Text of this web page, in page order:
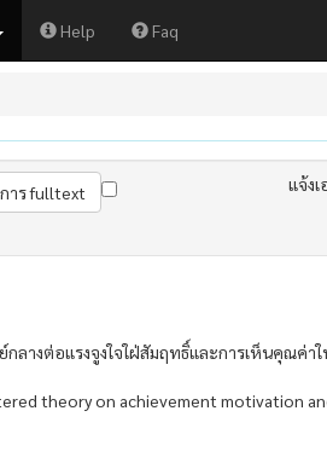
Help Faq
แจ้ง
งต่อแรงจูงใจใฝ่สัมฤทธิ์และการเห็นคุณค่าใ
theory on achievement motivation